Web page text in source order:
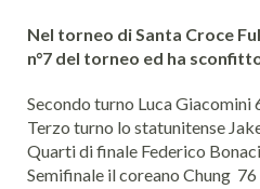
Nel torneo di Santa Croce
n°7 del torneo ed ha
Secondo turno Luca Giacomini
Terzo turno lo statunitense
Quarti di finale Federico
Semifinale il coreano Chung 76